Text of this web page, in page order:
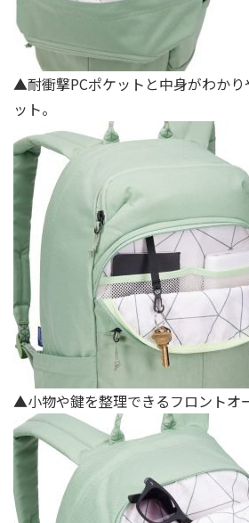
▲耐衝撃PCポケットと中身がわか
ット。
▲小物や鍵を整理できるフロントオ